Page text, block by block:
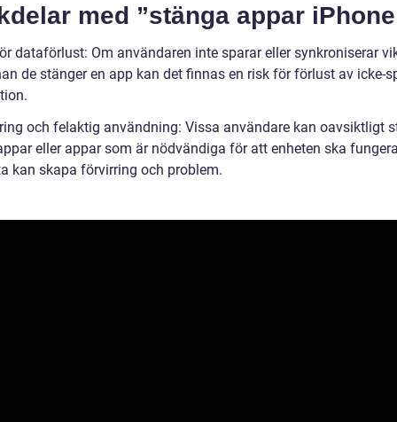
med ”stänga appar
dataförlust: Om användaren inte sparar eller synkroniserar
de stänger en app kan det finnas en risk för förlust av icke-
och felaktig användning: Vissa användare kan oavsiktligt
eller appar som är nödvändiga för att enheten ska
kan skapa förvirring och problem.